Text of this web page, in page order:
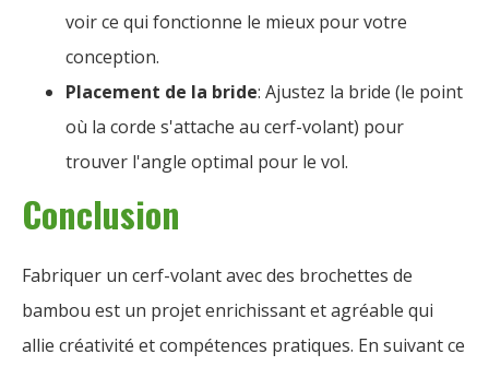
voir ce qui fonctionne le mieux pour votre
conception.
Placement de la bride: Ajustez la bride (le point
où la corde s'attache au cerf-volant) pour
trouver l'angle optimal pour le vol.
Conclusion
Fabriquer un cerf-volant avec des brochettes de
bambou est un projet enrichissant et agréable qui
allie créativité et compétences pratiques. En suivant ce